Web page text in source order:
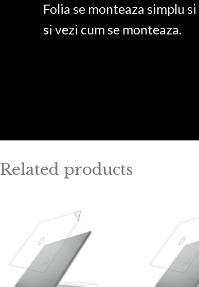
Folia se monteaza simplu
si vezi cum se monteaza.
Related products